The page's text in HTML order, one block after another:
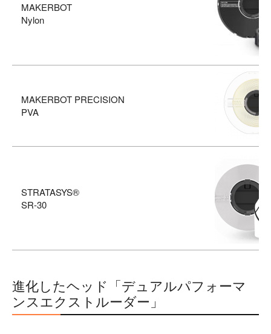
MAKERBOT
Nylon
MAKERBOT PRECISION
PVA
STRATASYS®
SR-30
進化したヘッド「デュアルパフォーマ
ンスエクストルーダー」